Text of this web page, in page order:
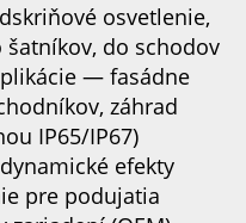
osvetlenie,
— fasádne
záhrad
IP65/IP67)
efekty
pre podujatia